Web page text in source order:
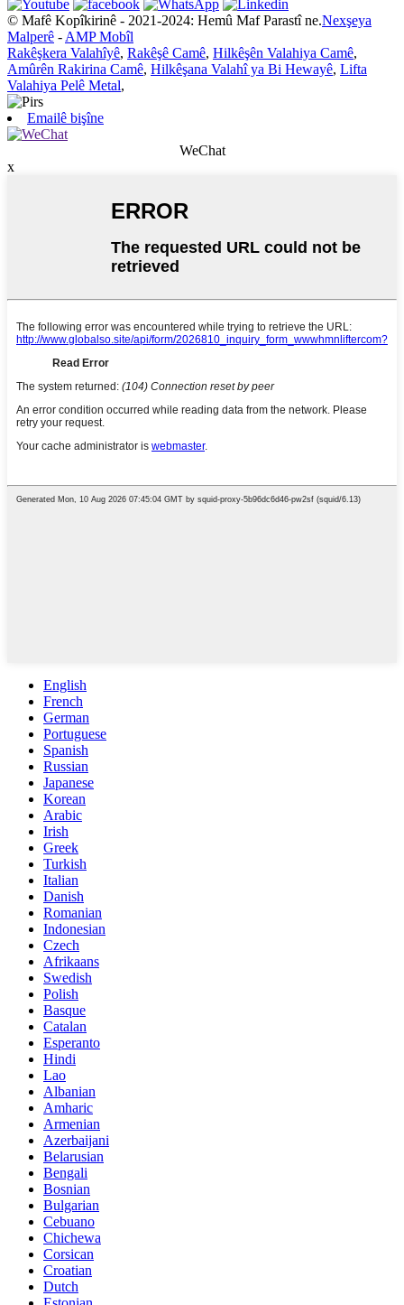
© Mafê Kopîkirinê - 2021-2024: Hemû Maf Parastî ne.Nexşeya
Malperê - AMP Mobîl
Rakêşkera Valahîyê, Rakêşê Camê, Hilkêşên Valahiya Camê,
Amûrên Rakirina Camê, Hilkêşana Valahî ya Bi Hewayê, Lifta
Valahiya Pelê Metal,
Emailê bişîne
WeChat
x
English
French
German
Portuguese
Spanish
Russian
Japanese
Korean
Arabic
Irish
Greek
Turkish
Italian
Danish
Romanian
Indonesian
Czech
Afrikaans
Swedish
Polish
Basque
Catalan
Esperanto
Hindi
Lao
Albanian
Amharic
Armenian
Azerbaijani
Belarusian
Bengali
Bosnian
Bulgarian
Cebuano
Chichewa
Corsican
Croatian
Dutch